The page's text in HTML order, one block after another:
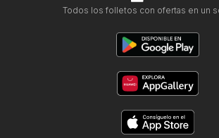
Todos los folletos con ofertas en un